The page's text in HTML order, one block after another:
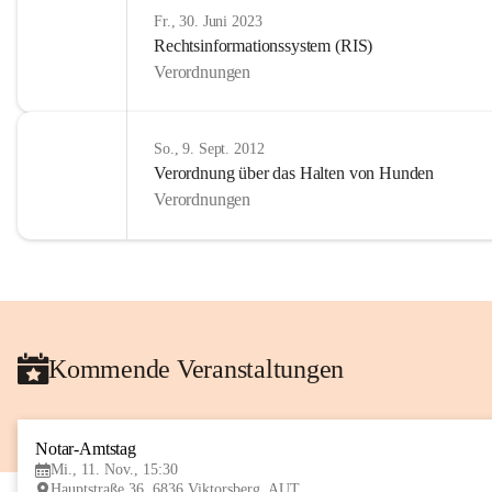
Fr., 30. Juni 2023
Rechtsinformationssystem (RIS)
Verordnungen
So., 9. Sept. 2012
Verordnung über das Halten von Hunden
Verordnungen
Kommende Veranstaltungen
Notar-Amtstag
Mi., 11. Nov., 15:30